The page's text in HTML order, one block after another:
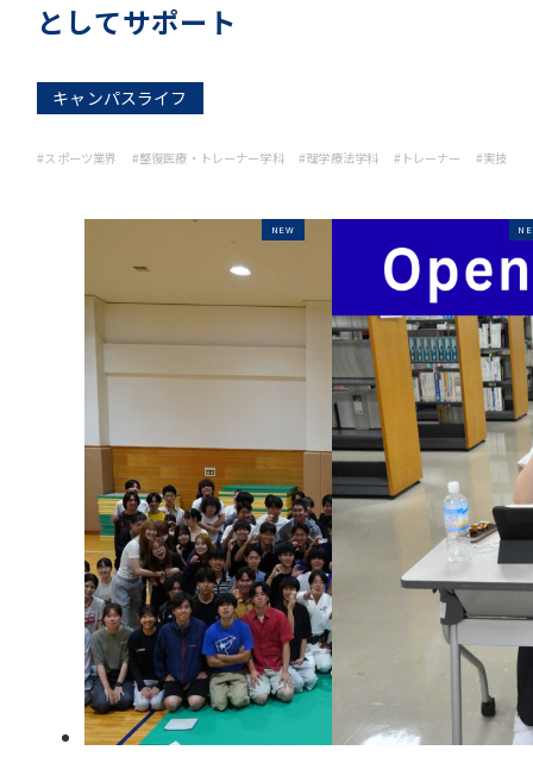
としてサポート
キャンパスライフ
#スポーツ業界 #整復医療・トレーナー学科#理学療法学科 #トレーナー #実技